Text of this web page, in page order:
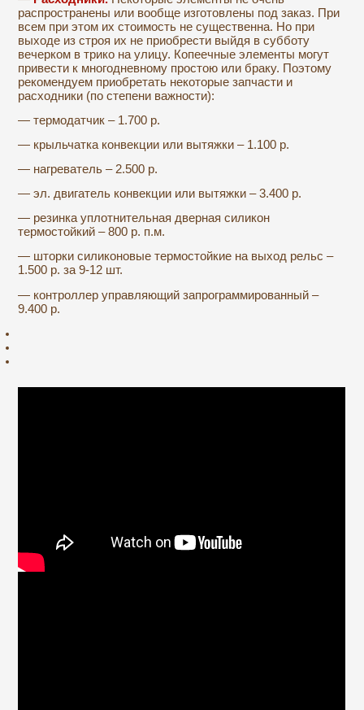
распространены или вообще изготовлены под заказ. При
всем при этом их стоимость не существенна. Но при
выходе из строя их не приобрести выйдя в субботу
вечерком в трико на улицу. Копеечные элементы могут
привести к многодневному простою или браку. Поэтому
рекомендуем приобретать некоторые запчасти и
расходники (по степени важности):
— термодатчик – 1.700 р.
— крыльчатка конвекции или вытяжки – 1.100 р.
— нагреватель – 2.500 р.
— эл. двигатель конвекции или вытяжки – 3.400 р.
— резинка уплотнительная дверная силикон
термостойкий – 800 р. п.м.
— шторки силиконовые термостойкие на выход рельс –
1.500 р. за 9-12 шт.
— контроллер управляющий запрограммированный –
9.400 р.